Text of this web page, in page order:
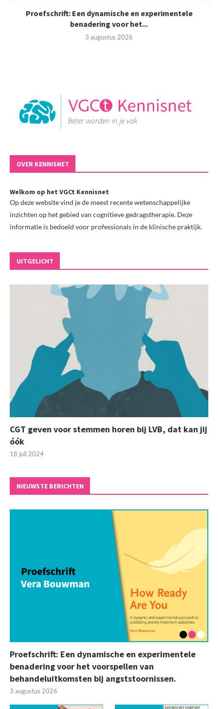
Proefschrift: Een dynamische en experimentele
benadering voor het...
3 augustus 2026
OVER KENNISNET
Welkom op het VGCt Kennisnet
Op deze website vind je de meest recente wetenschappelijke
inzichten op het gebied van cognitieve gedragstherapie. Deze
informatie is bedoeld voor professionals in de klinische praktijk.
UITGELICHT
CGT geven voor stemmen horen bij LVB, dat kan jij
óók
18 juli 2024
NIEUWSTE BERICHTEN
Proefschrift: Een dynamische en experimentele
benadering voor het voorspellen van
behandeluitkomsten bij angststoornissen.
3 augustus 2026